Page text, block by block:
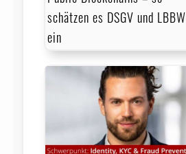
schätzen es DSGV und LBBW
ein